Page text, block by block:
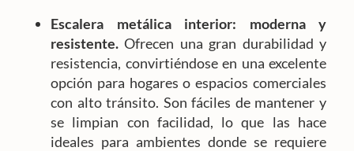
Escalera metálica interior: moderna y
resistente.Ofrecen una gran durabilidad y
resistencia, convirtiéndose en una excelente
opción para hogares o espacios comerciales
con alto tránsito. Son fáciles de mantener y
se limpian con facilidad, lo que las hace
ideales para ambientes donde se requiere